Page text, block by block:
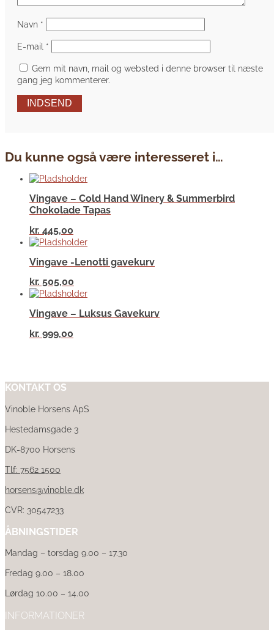
Navn *
E-mail *
Gem mit navn, mail og websted i denne browser til næste
gang jeg kommenterer.
INDSEND
Du kunne også være interesseret i…
Vingave – Cold Hand Winery & Summerbird
Chokolade Tapas
kr. 445,00
Vingave -Lenotti gavekurv
kr. 505,00
Vingave – Luksus Gavekurv
kr. 999,00
KONTAKT OS
Vinoble Horsens ApS
Hestedamsgade 3
DK-8700 Horsens
Tlf: 7562 1500
horsens@vinoble.dk
CVR: 30547233
ÅBNINGSTIDER
Mandag – torsdag 9.00 – 17.30
Fredag 9.00 – 18.00
Lørdag 10.00 – 14.00
INFORMATIONER